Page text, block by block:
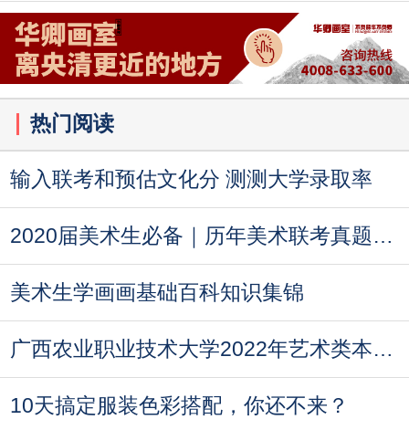
热门阅读
输入联考和预估文化分 测测大学录取率
2020届美术生必备｜历年美术联考真题汇总
美术生学画画基础百科知识集锦
广西农业职业技术大学2022年艺术类本科专业录
10天搞定服装色彩搭配，你还不来？